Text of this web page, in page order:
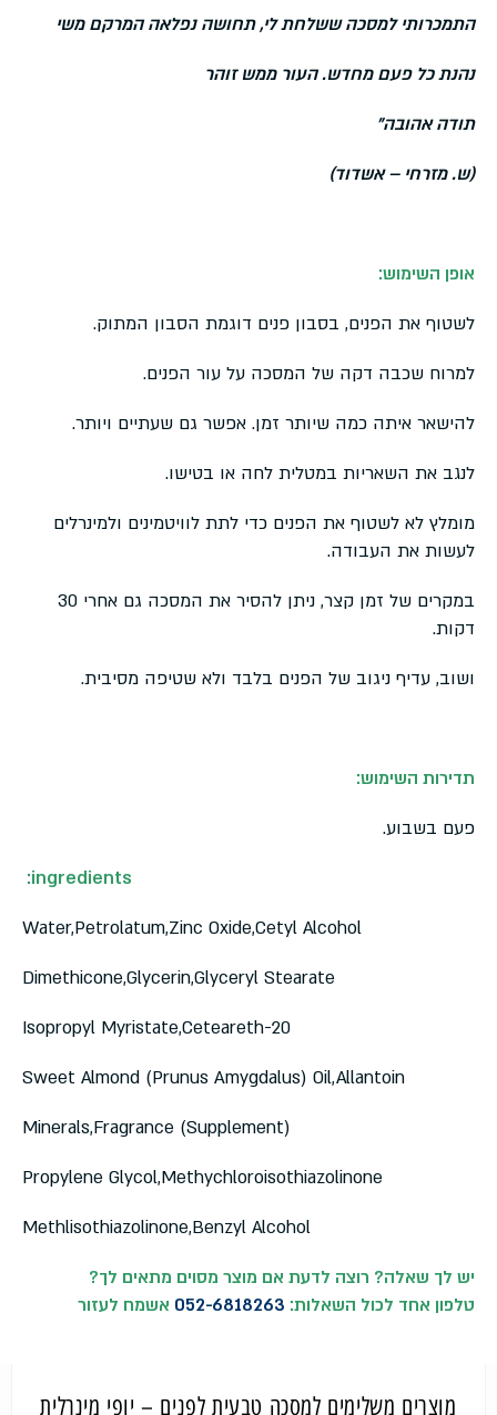
התמכרותי למסכה ששלחת לי, תחושה נפלאה המרקם משי
נהנת כל פעם מחדש. העור ממש זוהר
תודה אהובה"
(ש. מזרחי – אשדוד)
אופן השימוש:
לשטוף את הפנים, בסבון פנים דוגמת הסבון המתוק.
למרוח שכבה דקה של המסכה על עור הפנים.
להישאר איתה כמה שיותר זמן. אפשר גם שעתיים ויותר.
לנגב את השאריות במטלית לחה או בטישו.
מומלץ לא לשטוף את הפנים כדי לתת לוויטמינים ולמינרלים
לעשות את העבודה.
במקרים של זמן קצר, ניתן להסיר את המסכה גם אחרי 30
דקות.
ושוב, עדיף ניגוב של הפנים בלבד ולא שטיפה מסיבית.
תדירות השימוש:
פעם בשבוע.
:ingredients
Water,Petrolatum,Zinc Oxide,Cetyl Alcohol
Dimethicone,Glycerin,Glyceryl Stearate
Isopropyl Myristate,Ceteareth-20
Sweet Almond (Prunus Amygdalus) Oil,Allantoin
Minerals,Fragrance (Supplement)
Propylene Glycol,Methychloroisothiazolinone
Methlisothiazolinone,Benzyl Alcohol
יש לך שאלה? רוצה לדעת אם מוצר מסוים מתאים לך?
טלפון אחד לכול השאלות: 052-6818263 אשמח לעזור
מוצרים משלימים למסכה טבעית לפנים – יופי מינרלית